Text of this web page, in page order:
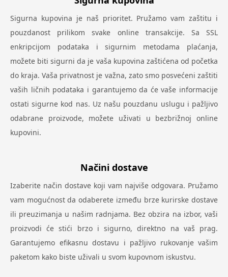
Sigurna kupovina je naš prioritet. Pružamo vam zaštitu i
pouzdanost prilikom svake online transakcije. Sa SSL
enkripcijom podataka i sigurnim metodama plaćanja,
možete biti sigurni da je vaša kupovina zaštićena od početka
do kraja. Vaša privatnost je važna, zato smo posvećeni zaštiti
vaših ličnih podataka i garantujemo da će vaše informacije
ostati sigurne kod nas. Uz našu pouzdanu uslugu i pažljivo
odabrane proizvode, možete uživati u bezbrižnoj online
kupovini.
Načini dostave
Izaberite način dostave koji vam najviše odgovara. Pružamo
vam mogućnost da odaberete između brze kurirske dostave
ili preuzimanja u našim radnjama. Bez obzira na izbor, vaši
proizvodi će stići brzo i sigurno, direktno na vaš prag.
Garantujemo efikasnu dostavu i pažljivo rukovanje vašim
paketom kako biste uživali u svom kupovnom iskustvu.